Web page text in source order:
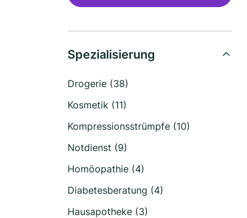
Spezialisierung
Drogerie (38)
Kosmetik (11)
Kompressionsstrümpfe (10)
Notdienst (9)
Homöopathie (4)
Diabetesberatung (4)
Hausapotheke (3)